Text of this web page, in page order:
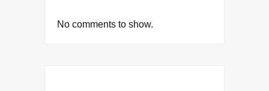
No comments to show.